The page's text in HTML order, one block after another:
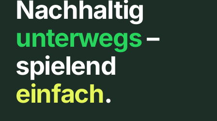
Home
Über uns
Urbanlist
Nachhaltig
unterwegs–
spielend
einfach.